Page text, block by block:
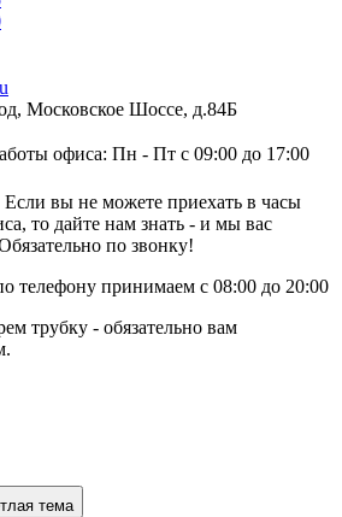
Московское Шоссе, д.84Б
офиса: Пн - Пт с 09:00 до 17:00
вы не можете приехать в часы
то дайте нам знать - и мы вас
по звонку!
телефону принимаем с 08:00 до 20:00
трубку - обязательно вам
тема